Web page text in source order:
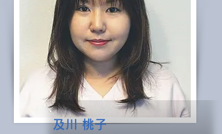
及川 桃子